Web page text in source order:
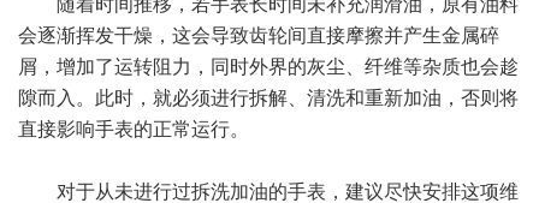
随着时间推移，若手表长时间未补充润滑油，原有油料
会逐渐挥发干燥，这会导致齿轮间直接摩擦并产生金属碎
屑，增加了运转阻力，同时外界的灰尘、纤维等杂质也会趁
隙而入。此时，就必须进行拆解、清洗和重新加油，否则将
直接影响手表的正常运行。
对于从未进行过拆洗加油的手表，建议尽快安排这项维